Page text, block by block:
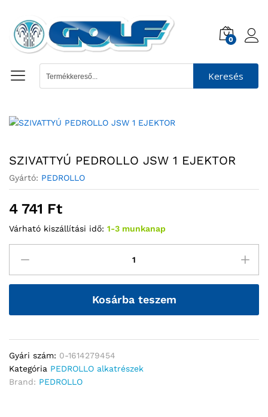
0
Keresés
SZIVATTYÚ PEDROLLO JSW 1 EJEKTOR
Gyártó: PEDROLLO
4 741 Ft
Várható kiszállítási idő: 1-3 munkanap
Kosárba teszem
Gyári szám: 0-1614279454
Kategória PEDROLLO alkatrészek
Brand: PEDROLLO